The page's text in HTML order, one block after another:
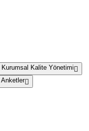
Kurumsal Kalite Yönetimi
Anketler